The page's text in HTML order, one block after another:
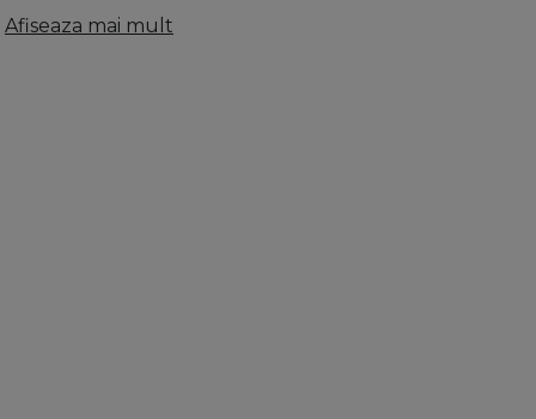
personalului si utilizarea de masini de inalta tehnologie
sunt instrumentele noastre.
Afiseaza mai mult